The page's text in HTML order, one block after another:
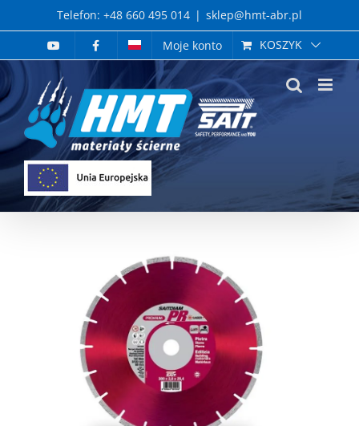
to
Telefon: +48 660 495 014 | sklep@hmt-abr.pl
Moje konto
KOSZYK